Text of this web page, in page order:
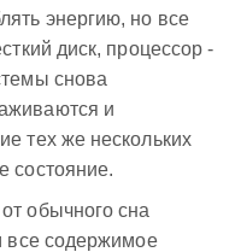
энергию, но все
диск, процессор -
снова
и
тех же нескольких
состояние.
обычного сна
все содержимое